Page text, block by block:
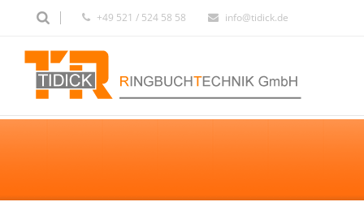
+49 521 / 524 58 58 info@tidick.de